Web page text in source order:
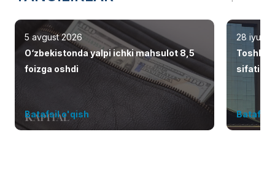
5 avgust 2026
O‘zbekistonda yalpi ichki mahsulot 8,5
foizga oshdi
Batafsil o'qish
28 iyul
Batafsil